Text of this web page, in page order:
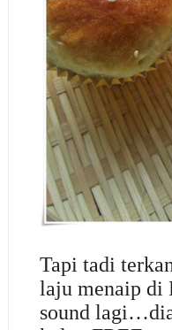
Tapi tadi
laju menaip
sound